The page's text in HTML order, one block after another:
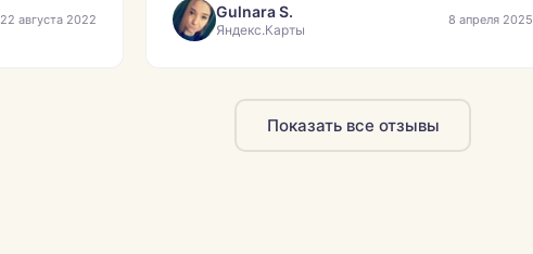
22 августа 2022 Gulnara S.
Яндекс.Карты
8 апреля 2025
Показать все отзывы